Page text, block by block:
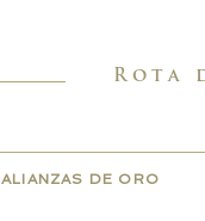
Rota
ALIANZAS DE ORO